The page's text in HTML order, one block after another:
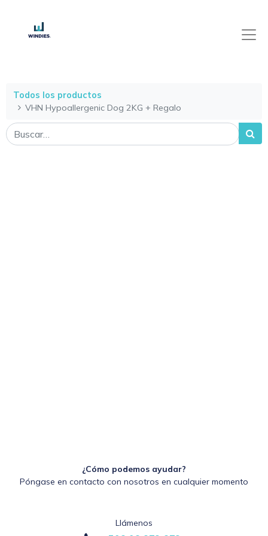
Todos los productos
VHN Hypoallergenic Dog 2KG + Regalo
¿Cómo podemos ayudar?
Póngase en contacto con nosotros en cualquier momento
Llámenos